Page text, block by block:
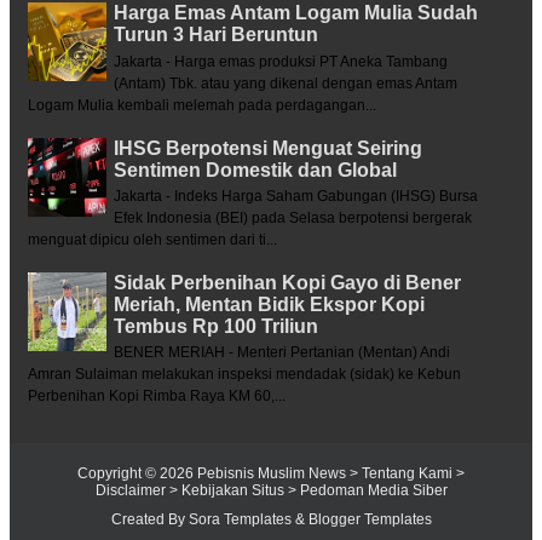
Harga Emas Antam Logam Mulia Sudah
Turun 3 Hari Beruntun
Jakarta - Harga emas produksi PT Aneka Tambang
(Antam) Tbk. atau yang dikenal dengan emas Antam
Logam Mulia kembali melemah pada perdagangan...
IHSG Berpotensi Menguat Seiring
Sentimen Domestik dan Global
Jakarta - Indeks Harga Saham Gabungan (IHSG) Bursa
Efek Indonesia (BEI) pada Selasa berpotensi bergerak
menguat dipicu oleh sentimen dari ti...
Sidak Perbenihan Kopi Gayo di Bener
Meriah, Mentan Bidik Ekspor Kopi
Tembus Rp 100 Triliun
BENER MERIAH - Menteri Pertanian (Mentan) Andi
Amran Sulaiman melakukan inspeksi mendadak (sidak) ke Kebun
Perbenihan Kopi Rimba Raya KM 60,...
Copyright © 2026 Pebisnis Muslim News > Tentang Kami >
Disclaimer > Kebijakan Situs > Pedoman Media Siber
Created By Sora Templates& Blogger Templates